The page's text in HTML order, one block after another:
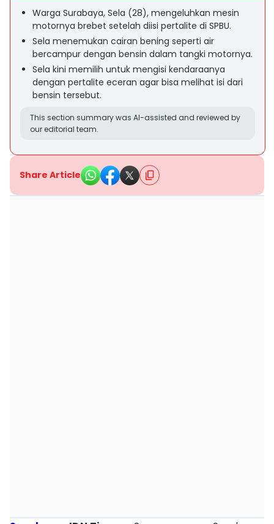
Warga Surabaya, Sela (28), mengeluhkan mesin
motornya brebet setelah diisi pertalite di SPBU.
Sela menemukan cairan bening seperti air
bercampur dengan bensin dalam tangki motornya.
Sela kini memilih untuk mengisi kendaraanya
dengan pertalite eceran agar bisa melihat isi dari
bensin tersebut.
This section summary was AI-assisted and reviewed by
our editorial team.
Share Article